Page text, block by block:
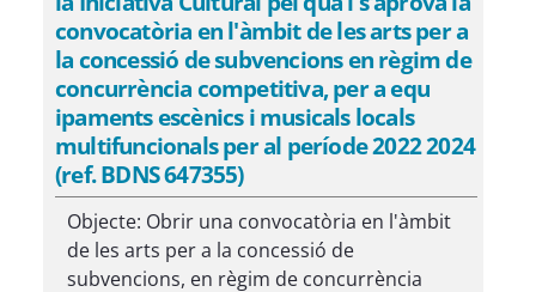
convocatòria en l'àmbit de les arts per a
la concessió de subvencions en règim de
concurrència competitiva, per a equ
ipaments escènics i musicals locals
multifuncionals per al període 2022 2024
(ref. BDNS 647355)
Objecte: Obrir una convocatòria en l'àmbit
de les arts per a la concessió de
subvencions, en règim de concurrència